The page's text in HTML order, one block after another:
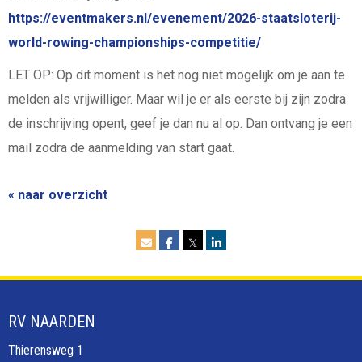
https://eventmakers.nl/evenement/2026-staatsloterij-
world-rowing-championships-competitie/
LET OP: Op dit moment is het nog niet mogelijk om je aan te
melden als vrijwilliger. Maar wil je er als eerste bij zijn zodra
de inschrijving opent, geef je dan nu al op. Dan ontvang je een
mail zodra de aanmelding van start gaat.
« naar overzicht
𝕏
RV NAARDEN
Thierensweg 1